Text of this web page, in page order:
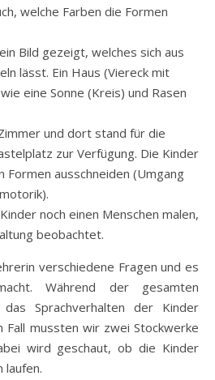
welche Farben die Formen
Bild gezeigt, welches sich aus
lässt. Ein Haus (Viereck mit
eine Sonne (Kreis) und Rasen
und dort stand für die
zur Verfügung. Die Kinder
Formen ausschneiden (Umgang
noch einen Menschen malen,
beobachtet.
verschiedene Fragen und es
Während der gesamten
Sprachverhalten der Kinder
Fall mussten wir zwei Stockwerke
wird geschaut, ob die Kinder
laufen.